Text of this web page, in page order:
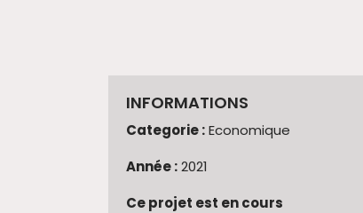
INFORMATIONS
Categorie :Economique
Année :2021
Ce projet est en cours